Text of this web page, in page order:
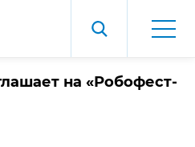
на «Робофест-